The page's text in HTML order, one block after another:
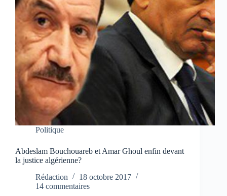
Politique
Abdeslam Bouchouareb et Amar Ghoul enfin devant
la justice algérienne?
Rédaction
18 octobre 2017
14 commentaires